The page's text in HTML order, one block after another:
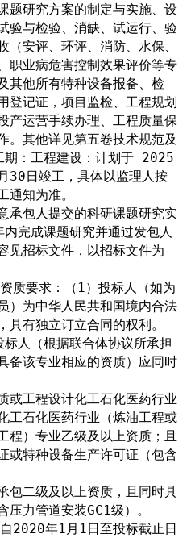
题研究方案的制定与实施、设
验与检验、消缺、试运行、验
安评、环评、消防、水保、
职业病危害控制效果评价等专
其他所有特种设备报备、检
登记证，项目监检、工程规划
产运营手续办理、工程质量保
。其他详见第五卷技术规范及
：工程建设：计划于 2025
30日竣工，具体以监理人按
通知为准。
承包人提交的科研课题研究实
完成课题研究并通过发包人
见招标文件，以招标文件为
质要求：（1）投标人（如为
）为中华人民共和国境内合法
有独立订立合同的权利。
标人（根据联合体协议所承担
备该专业相应的资质）应同时
工程设计化工石化医药行业
工石化医药行业（炼油工程或
程）专业乙级及以上资质；且
或特种设备生产许可证（包含
包二级及以上资质，且同时具
力管道安装GC1级）。
2020年1月1日至投标截止日